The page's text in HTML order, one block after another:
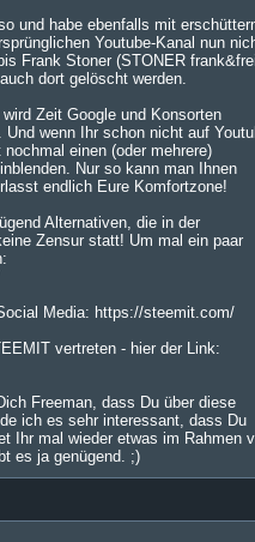
und habe ebenfalls mit
Youtube-Kanal nun
Frank Stoner (STONER
dort gelöscht werden.
Zeit Google und Konsorten
Und wenn Ihr schon nicht auf
einen (oder mehrere)
Nur so kann man Ihnen
endlich Eure Komfortzone!
Alternativen, die in der
Zensur statt! Um mal ein paar
Media: https://steemit.com/
vertreten - hier der Link:
Freeman, dass Du über diese
ich es sehr interessant, dass Du
Ihr mal wieder etwas im Rahmen
es ja genügend. ;)